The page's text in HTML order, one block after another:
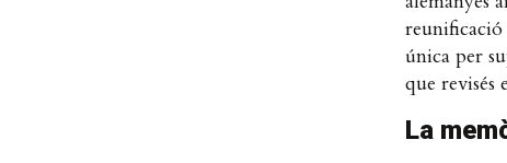
única per
que revisés
La